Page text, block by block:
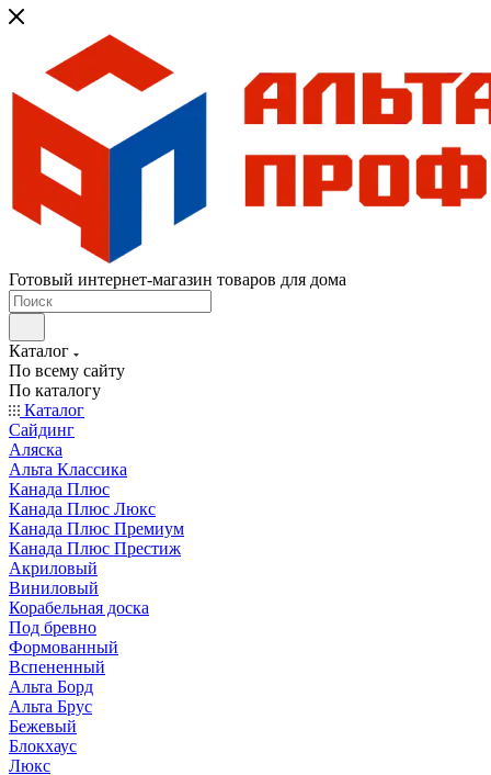
Готовый интернет-магазин товаров для дома
Каталог
По всему сайту
По каталогу
Каталог
Сайдинг
Аляска
Альта Классика
Канада Плюс
Канада Плюс Люкс
Канада Плюс Премиум
Канада Плюс Престиж
Акриловый
Виниловый
Корабельная доска
Под бревно
Формованный
Вспененный
Альта Борд
Альта Брус
Бежевый
Блокхаус
Люкс